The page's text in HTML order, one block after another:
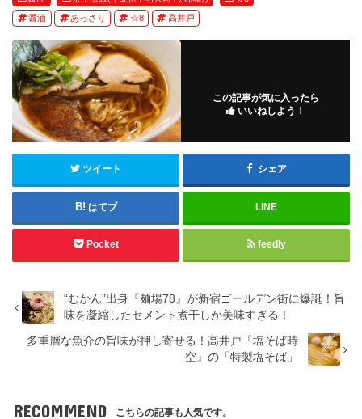
醤油 あっさり ☆8 高井戸
この記事が気に入ったら
いいねしよう！
ツイート シェア
はてブ LINE
Pocket feedly
“むかん”出身『麺場78』が新宿ゴールデン街に爆誕！旨
味を凝縮したセメント煮干しが美味すぎる！
多重層な魚介の旨味が押し寄せる！高井戸『塩そば時
空』の「特製塩そば」
RECOMMEND こちらの記事も人気です。